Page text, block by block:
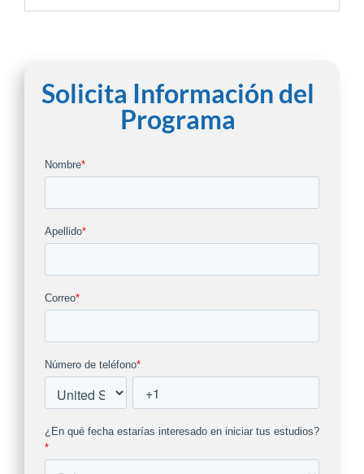
Solicita Información del
Programa